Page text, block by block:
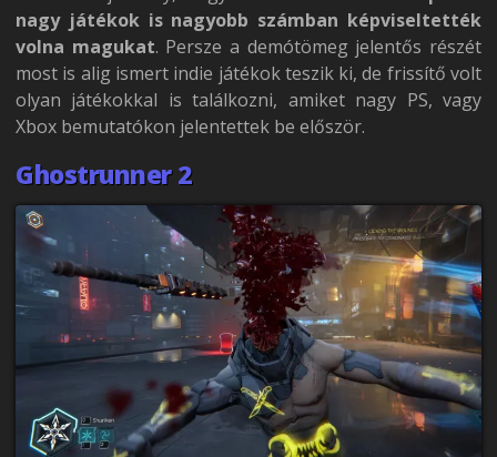
nagy játékok is nagyobb számban képviseltették
volna magukat. Persze a demótömeg jelentős részét
most is alig ismert indie játékok teszik ki, de frissítő volt
olyan játékokkal is találkozni, amiket nagy PS, vagy
Xbox bemutatókon jelentettek be először.
Ghostrunner 2